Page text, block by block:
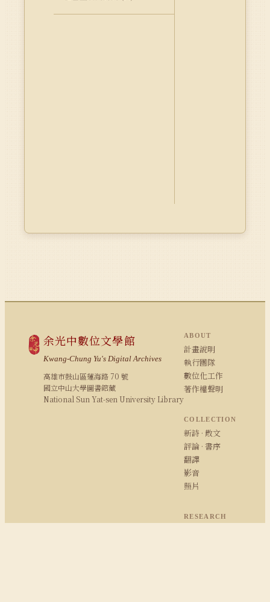
余光中數位文學館
Kwang-Chung Yu's Digital Archives
高雄市鼓山區蓮海路 70 號
國立中山大學圖書館藏
National Sun Yat-sen University Library
ABOUT
計畫說明
執行團隊
數位化工作
著作權聲明
COLLECTION
新詩 · 散文
評論 · 書序
翻譯
影音
照片
RESEARCH